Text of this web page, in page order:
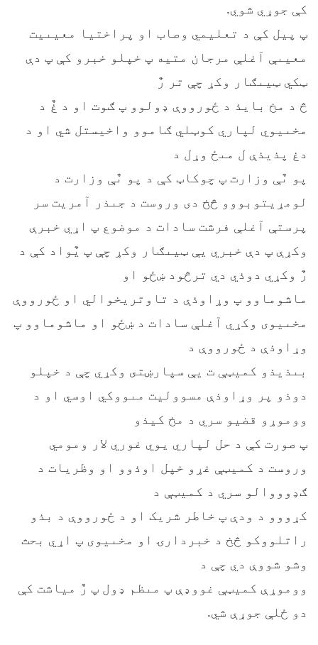
کې جوړي شوي.
پ پیل کې د تعلیمي وصاب او پراختیا معیىیت
معیىې آغلې مرجان متیه پ خپلو خبرو کې پ دې
ټکي ټیىګار وکړ چې تر رٌ
څ د مخ بایذ د ځورووې ډولوو پ ګوت او د غٌ د
مخىیوي لپاري کوټلي ګاموو واخیستل شي او د
دغ پذیذې ل مىځ وړل د
پو ىٌې وزارت پ چوکاټ کې د پو ىٌې وزارت د
لومړیتوبووو څخ دی وروست د جىذر آمریت سر
پرستې آغلې فرشت سادات د موضوع پ اړي خبرې
وکړې پ دې خبري یې ټیىګار وکړ چې پ یٌواد کې د
رٌ وکړي دوذي دي ترڅود ښځو او
ماشوماوو پ وړاوذې د تاوتریخوالي او ځورووې
مخىیوی وکړي آغلې سادات د ښځو او ماشوماوو پ
وړاوذې د ځورووې د
بىذیذو کمیټې ت یې سپارښتى وکړي چې د خپلو
دوذو پر وړاوذې مسوولیت مىووکي اوسي او د
ووموړو قضیو سري د مخ کیذو
پ صورت کې د حل لپاري یوي غوري لار ومومي
وروست د کمیټې غړو خپل اوذوو او وظریات د
ګډوووالو سري د کمیټې د
کړووو د ودې پ خاطر شریک او د ځورووې د بذو
راتلووکو څخ د خبردارۍ او مخىیوی پ اړي بحث
وشو شووې دي چې د
ووموړې کمیټې غووډې پ مىظم ډول پ رٌ میاشت کې
دو ځلې جوړې شي.